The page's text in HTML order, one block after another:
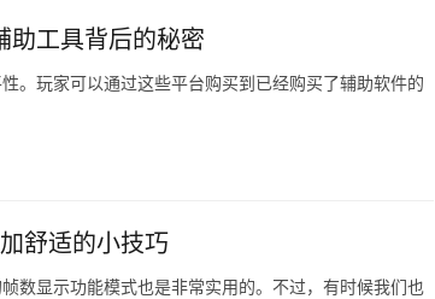
助工具背后的秘密
。玩家可以通过这些平台购买到已经购买了辅助软件的
舒适的小技巧
数显示功能模式也是非常实用的。不过，有时候我们也